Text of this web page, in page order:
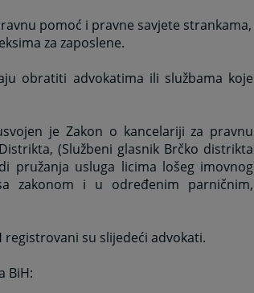
pomoć i pravne savjete strankama,
za zaposlene.
obratiti advokatima ili službama koje
je Zakon o kancelariji za pravnu
(Službeni glasnik Brčko distrikta
pružanja usluga licima lošeg imovnog
zakonom i u određenim parničnim,
su slijedeći advokati.
BiH: